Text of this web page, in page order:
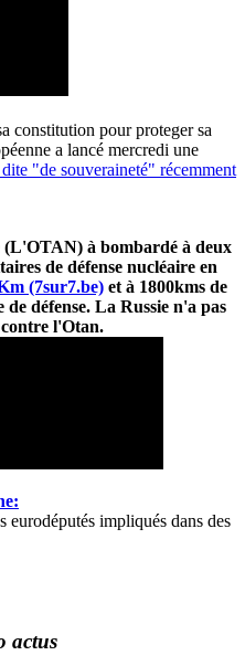
constitution pour proteger sa
a lancé mercredi une
"de souveraineté" récemment
(L'OTAN) à bombardé à deux
de défense nucléaire en
(7sur7.be)et à 1800kms de
défense. La Russie n'a pas
l'Otan.
impliqués dans des
actus